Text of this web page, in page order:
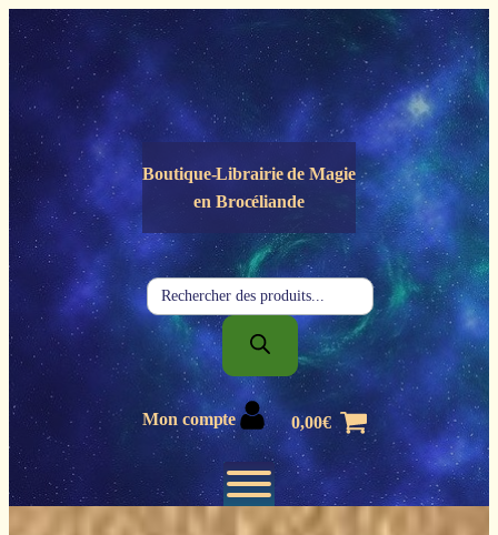
Panneau de gestion des cookies
Boutique-Librairie deMagie
en Brocéliande
Recherche
de
produits
Mon compte 0,00€